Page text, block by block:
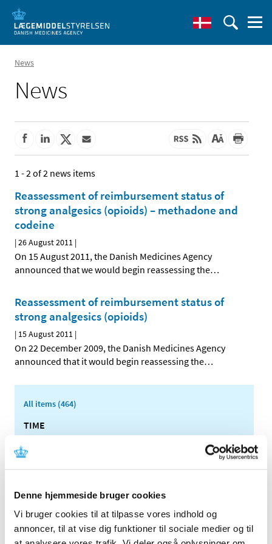
Denne hjemmeside bruger cookies
Vi bruger cookies til at tilpasse vores indhold og
annoncer, til at vise dig funktioner til sociale medier og til
News
News
1 - 2 of 2 news items
Reassessment of reimbursement status of
strong analgesics (opioids) – methadone and
codeine
|26 August 2011 |
On 15 August 2011, the Danish Medicines Agency
announced that we would begin reassessing the…
Reassessment of reimbursement status of
strong analgesics (opioids)
| 15 August 2011 |
On 22 December 2009, the Danish Medicines Agency
announced that it would begin reassessing the…
All items (464)
TIME
2025 (23)
2023 (24)
2022 (20)
2021 (44)